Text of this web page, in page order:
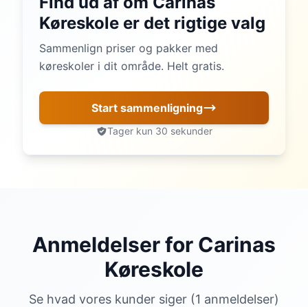
Køreskole er det rigtige valg
Sammenlign priser og pakker med
køreskoler i dit område. Helt gratis.
Start sammenligning
Tager kun 30 sekunder
Anmeldelser for Carinas
Køreskole
Se hvad vores kunder siger (1 anmeldelser)